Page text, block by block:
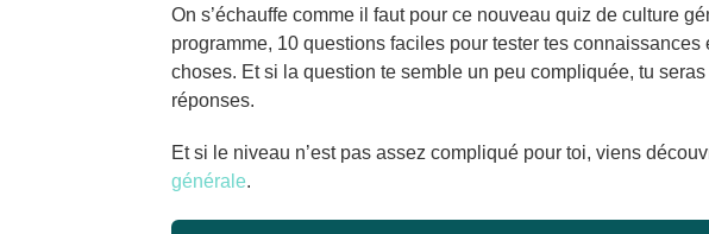
On s’échauffe comme il faut pour ce nouveau quiz de culture
programme, 10 questions faciles pour tester tes
choses. Et si la question te semble un peu compliquée, tu
réponses.
Et si le niveau n’est pas assez compliqué pour toi, viens
générale.